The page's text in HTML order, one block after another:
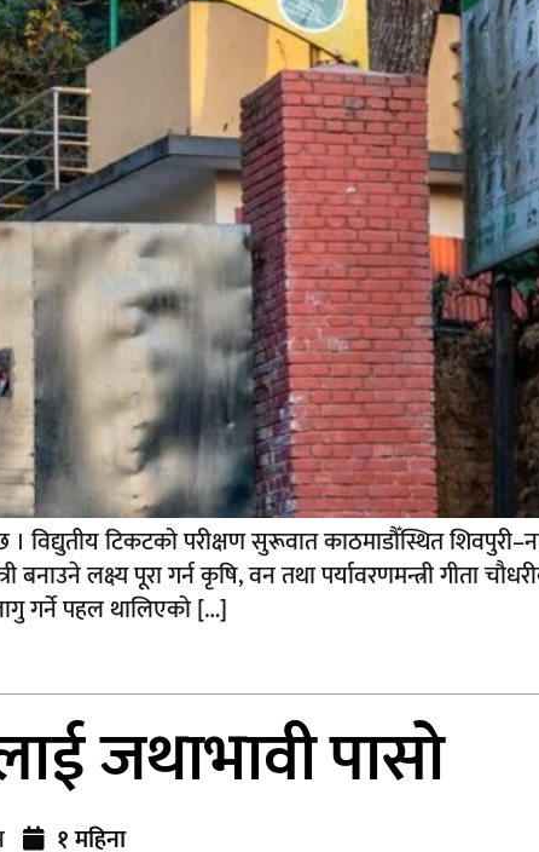
टिकटको परीक्षण सुरूवात काठमाडौँस्थित
लक्ष्य पूरा गर्न कृषि, वन तथा पर्यावरणमन्त्री गीता
गर्ने पहल थालिएको […]
जथाभावी पासो
१ महिना